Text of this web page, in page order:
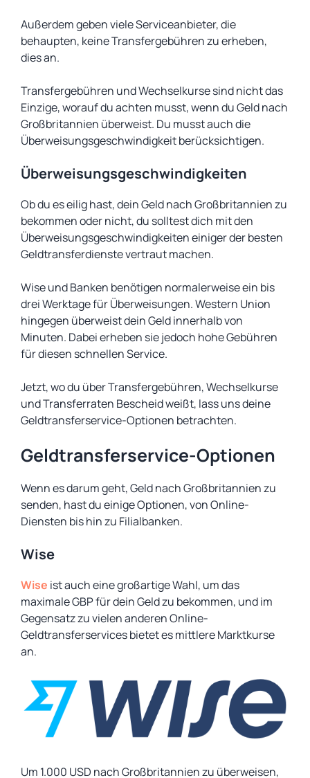
Außerdem geben viele Serviceanbieter, die
behaupten, keine Transfergebühren zu erheben,
dies an.
Transfergebühren und Wechselkurse sind nicht das
Einzige, worauf du achten musst, wenn du Geld nach
Großbritannien überweist. Du musst auch die
Überweisungsgeschwindigkeit berücksichtigen.
Überweisungsgeschwindigkeiten
Ob du es eilig hast, dein Geld nach Großbritannien zu
bekommen oder nicht, du solltest dich mit den
Überweisungsgeschwindigkeiten einiger der besten
Geldtransferdienste vertraut machen.
Wise und Banken benötigen normalerweise ein bis
drei Werktage für Überweisungen. Western Union
hingegen überweist dein Geld innerhalb von
Minuten. Dabei erheben sie jedoch hohe Gebühren
für diesen schnellen Service.
Jetzt, wo du über Transfergebühren, Wechselkurse
und Transferraten Bescheid weißt, lass uns deine
Geldtransferservice-Optionen betrachten.
Geldtransferservice-Optionen
Wenn es darum geht, Geld nach Großbritannien zu
senden, hast du einige Optionen, von Online-
Diensten bis hin zu Filialbanken.
Wise
Wise ist auch eine großartige Wahl, um das
maximale GBP für dein Geld zu bekommen, und im
Gegensatz zu vielen anderen Online-
Geldtransferservices bietet es mittlere Marktkurse
an.
Um 1.000 USD nach Großbritannien zu überweisen,